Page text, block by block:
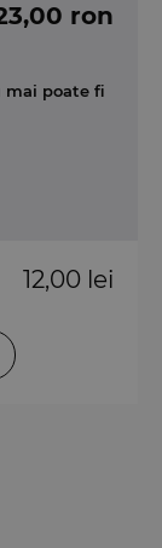
ron
mai poate fi
12,00 lei